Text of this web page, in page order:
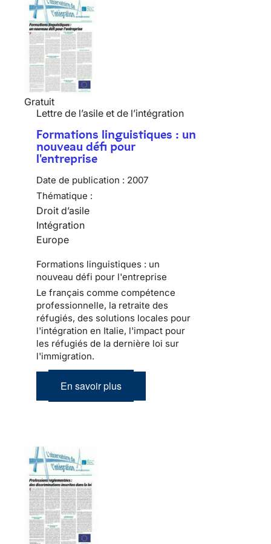
Gratuit
Lettre de l’asile et de l’intégration
Formations linguistiques : un
nouveau défi pour
l'entreprise
Date de publication : 2007
Thématique :
Droit d’asile
Intégration
Europe
Formations linguistiques : un
nouveau défi pour l'entreprise
Le français comme compétence
professionnelle, la retraite des
réfugiés, des solutions locales pour
l'intégration en Italie, l'impact pour
les réfugiés de la dernière loi sur
l'immigration.
En savoir plus